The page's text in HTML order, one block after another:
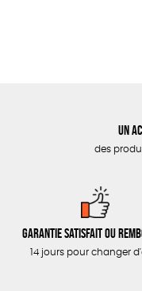
Un
des
Garantie satisfait ou
14 jours pour changer